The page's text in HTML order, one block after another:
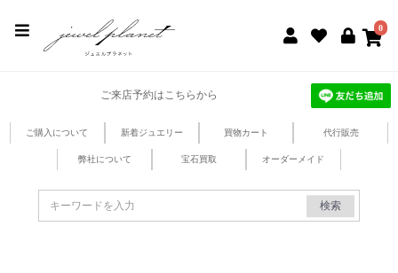
0
ご来店予約はこちらから
ご購入について 新着ジュエリー 買物カート 代行販売
弊社について 宝石買取 オーダーメイド
検索